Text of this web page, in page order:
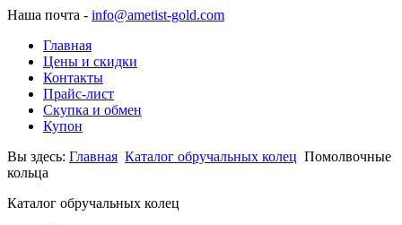
Наша почта - info@ametist-gold.com
Главная
Цены и скидки
Контакты
Прайс-лист
Скупка и обмен
Купон
Вы здесь: Главная Каталог обручальных колец Помолвочные
кольца
Каталог обручальных колец